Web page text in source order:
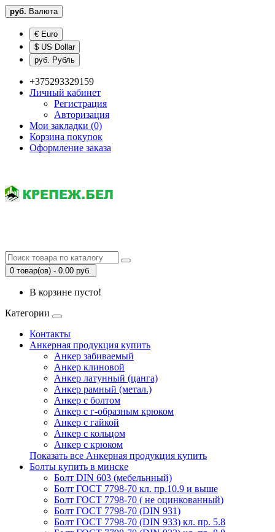
руб. Валюта
€ Euro
$ US Dollar
руб. Рубль
+375293329159
Личный кабинет
Регистрация
Авторизация
Мои закладки (0)
Корзина покупок
Оформление заказа
0 товар(ов) - 0.00 руб.
В корзине пусто!
Категории
Контакты
Анкерная продукция купить
Анкер забиваемый
Анкер клиновой
Анкер латунный (цанга)
Анкер рамный (метал.)
Анкер с болтом
Анкер с г-образным крюком
Анкер с гайкой
Анкер с кольцом
Анкер с крюком
Показать все Анкерная продукция купить
Болты купить в минске
Болт DIN 603 (мебельнный)
Болт ГОСТ 7798-70 кл. пр.10.9 и выше
Болт ГОСТ 7798-70 ( не оцинкованный)
Болт ГОСТ 7798-70 (DIN 931)
Болт ГОСТ 7798-70 (DIN 933) кл. пр. 5.8